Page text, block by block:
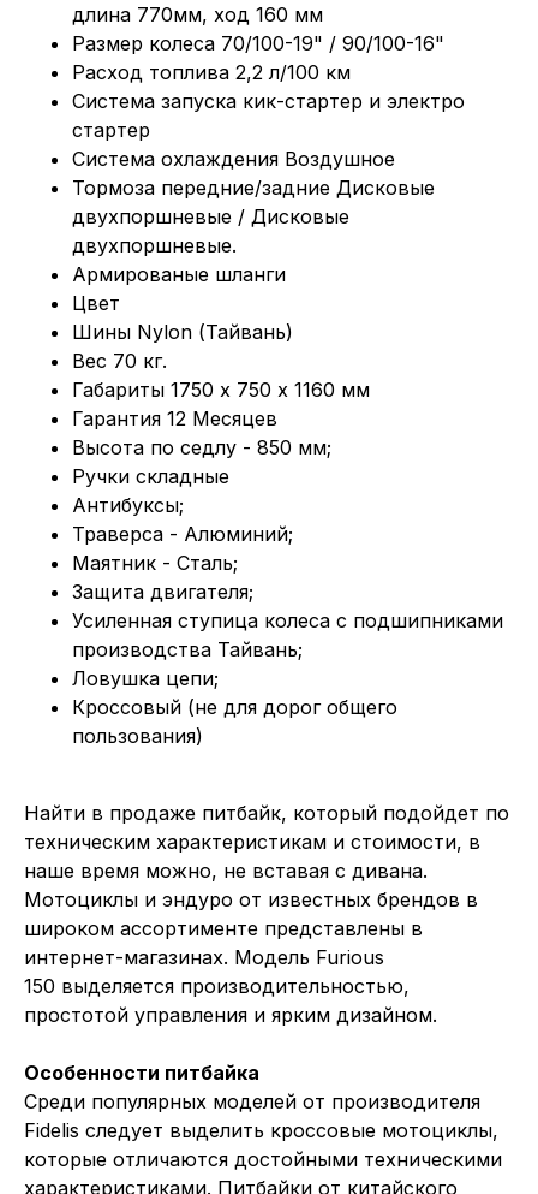
длина 770мм, ход 160 мм
Размер колеса 70/100-19" / 90/100-16"
Расход топлива 2,2 л/100 км
Система запуска кик-стартер и электро
стартер
Система охлаждения Воздушное
Тормоза передние/задние Дисковые
двухпоршневые / Дисковые
двухпоршневые.
Армированые шланги
Цвет
Шины Nylon (Тайвань)
Вес 70 кг.
Габариты 1750 х 750 х 1160 мм
Гарантия 12 Месяцев
Высота по седлу - 850 мм;
Ручки складные
Антибуксы;
Траверса - Алюминий;
Маятник - Сталь;
Защита двигателя;
Усиленная ступица колеса с подшипниками
производства Тайвань;
Ловушка цепи;
Кроссовый (не для дорог общего
пользования)
Найти в продаже питбайк, который подойдет по
техническим характеристикам и стоимости, в
наше время можно, не вставая с дивана.
Мотоциклы и эндуро от известных брендов в
широком ассортименте представлены в
интернет-магазинах. Модель Furious
150 выделяется производительностью,
простотой управления и ярким дизайном.
Особенности питбайка
Среди популярных моделей от производителя
Fidelis следует выделить кроссовые мотоциклы,
которые отличаются достойными техническими
характеристиками. Питбайки от китайского